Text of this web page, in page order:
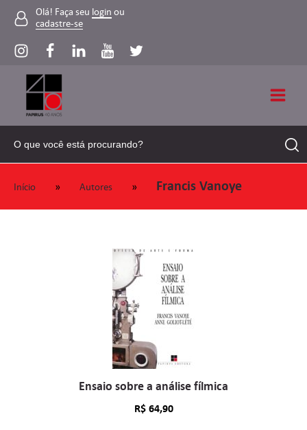
Olá! Faça seu login ou
cadastre-se
Início » Autores » Francis Vanoye
Ensaio sobre a análise fílmica
R$64,90